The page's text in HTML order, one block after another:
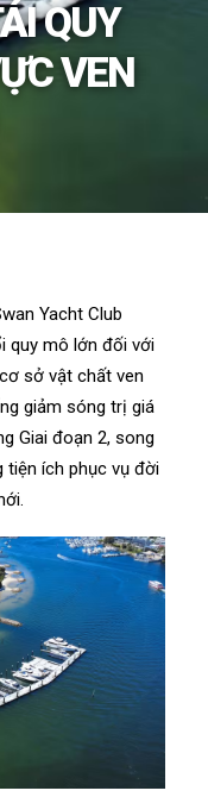
QUY
VEN
Yacht Club
quy mô lớn đối với
sở vật chất ven
giảm sóng trị giá
Giai đoạn 2, song
tiện ích phục vụ đời